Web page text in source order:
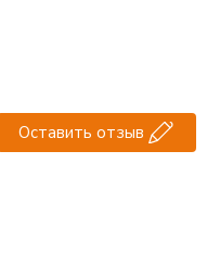
Оставить отзыв